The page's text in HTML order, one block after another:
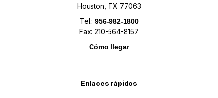
Houston, TX 77063
Tel.: 956-982-1800
Fax: 210-564-8157
Cómo llegar
Enlaces rápidos